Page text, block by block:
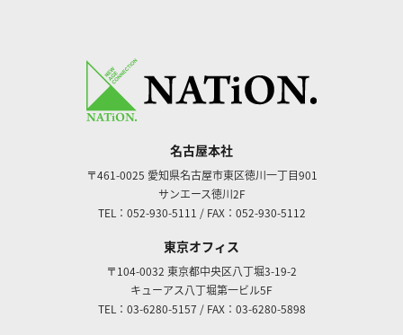
名古屋本社
〒461-0025 愛知県名古屋市東区徳川一丁目901
サンエース徳川2F
TEL：052-930-5111 / FAX：052-930-5112
東京オフィス
〒104-0032 東京都中央区八丁堀3-19-2
キューアス八丁堀第一ビル5F
TEL：03-6280-5157 / FAX：03-6280-5898